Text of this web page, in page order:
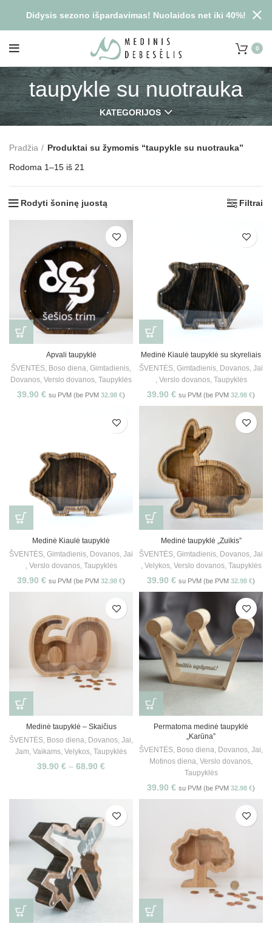
0
taupykle su nuotrauka
KATEGORIJOS
Pradžia
Produktai su žymomis “taupykle su nuotrauka”
Rodoma 1–15 iš 21
Rodyti šoninę juostą Filtrai
Apvali taupyklė
ŠVENTĖS, Boso diena, Gimtadienis,
Dovanos, Verslo dovanos, Taupyklės
39.90 € su PVM (be PVM 32.98 €)
Medinė Kiaulė taupyklė su skyreliais
ŠVENTĖS, Gimtadienis, Dovanos, Jai
, Verslo dovanos, Taupyklės
39.90 € su PVM (be PVM 32.98 €)
Medinė Kiaulė taupyklė
ŠVENTĖS, Gimtadienis, Dovanos, Jai
, Verslo dovanos, Taupyklės
39.90 € su PVM (be PVM 32.98 €)
Medinė taupyklė „Zuikis”
ŠVENTĖS, Gimtadienis, Dovanos, Jai
, Velykos, Verslo dovanos, Taupyklės
39.90 € su PVM (be PVM 32.98 €)
Medinė taupyklė – Skaičius
ŠVENTĖS, Boso diena, Dovanos, Jai,
Jam, Vaikams, Velykos, Taupyklės
39.90 € – 68.90 €
Permatoma medinė taupyklė
„Karūna”
ŠVENTĖS, Boso diena, Dovanos, Jai,
Motinos diena, Verslo dovanos,
Taupyklės
39.90 € su PVM (be PVM 32.98 €)
Didysis sezono išpardavimas! Nuolaidos net iki 40%!